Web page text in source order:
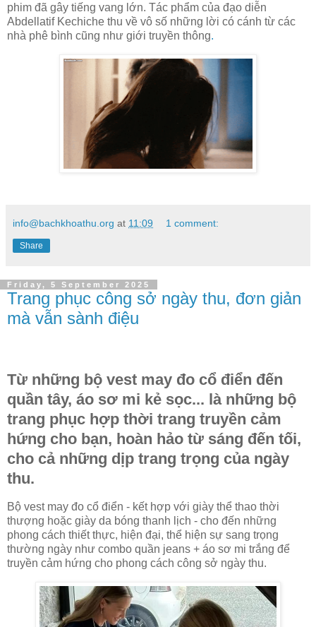
phim đã gây tiếng vang lớn. Tác phẩm của đạo diễn
Abdellatif Kechiche thu về vô số những lời có cánh từ các
nhà phê bình cũng như giới truyền thông.
info@bachkhoathu.org at 11:09 1 comment:
Share
Friday, 5 September 2025
Trang phục công sở ngày thu, đơn giản
mà vẫn sành điệu
Từ những bộ vest may đo cổ điển đến
quần tây, áo sơ mi kẻ sọc... là những bộ
trang phục hợp thời trang truyền cảm
hứng cho bạn, hoàn hảo từ sáng đến tối,
cho cả những dịp trang trọng của ngày
thu.
Bộ vest may đo cổ điển - kết hợp với giày thể thao thời
thượng hoặc giày da bóng thanh lịch - cho đến những
phong cách thiết thực, hiện đại, thể hiện sự sang trọng
thường ngày như combo quần jeans + áo sơ mi trắng để
truyền cảm hứng cho phong cách công sở ngày thu.